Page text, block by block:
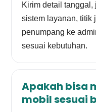
Kirim detail
sistem layanan, titik
penumpang ke
sesuai kebutuhan.
Apakah bisa
mobil sesuai